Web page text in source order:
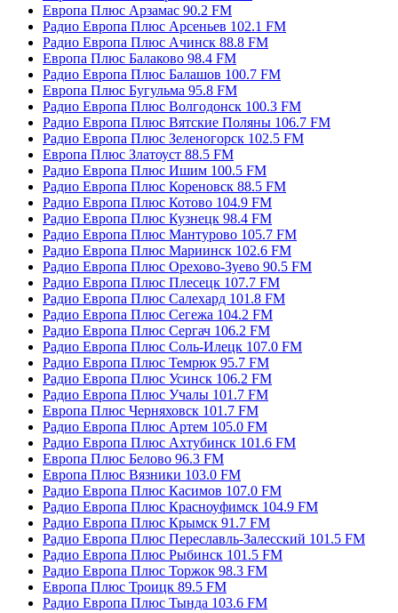
Европа Плюс Арзамас 90.2 FM
Радио Европа Плюс Арсеньев 102.1 FM
Радио Европа Плюс Ачинск 88.8 FM
Европа Плюс Балаково 98.4 FM
Радио Европа Плюс Балашов 100.7 FM
Европа Плюс Бугульма 95.8 FM
Радио Европа Плюс Волгодонск 100.3 FM
Радио Европа Плюс Вятские Поляны 106.7 FM
Радио Европа Плюс Зеленогорск 102.5 FM
Европа Плюс Златоуст 88.5 FM
Радио Европа Плюс Ишим 100.5 FM
Радио Европа Плюс Кореновск 88.5 FM
Радио Европа Плюс Котово 104.9 FM
Радио Европа Плюс Кузнецк 98.4 FM
Радио Европа Плюс Мантурово 105.7 FM
Радио Европа Плюс Мариинск 102.6 FM
Радио Европа Плюс Орехово-Зуево 90.5 FM
Радио Европа Плюс Плесецк 107.7 FM
Радио Европа Плюс Салехард 101.8 FM
Радио Европа Плюс Сегежа 104.2 FM
Радио Европа Плюс Сергач 106.2 FM
Радио Европа Плюс Соль-Илецк 107.0 FM
Радио Европа Плюс Темрюк 95.7 FM
Радио Европа Плюс Усинск 106.2 FM
Радио Европа Плюс Учалы 101.7 FM
Европа Плюс Черняховск 101.7 FM
Радио Европа Плюс Артем 105.0 FM
Радио Европа Плюс Ахтубинск 101.6 FM
Европа Плюс Белово 96.3 FM
Европа Плюс Вязники 103.0 FM
Радио Европа Плюс Касимов 107.0 FM
Радио Европа Плюс Красноуфимск 104.9 FM
Радио Европа Плюс Крымск 91.7 FM
Радио Европа Плюс Переславль-Залесский 101.5 FM
Радио Европа Плюс Рыбинск 101.5 FM
Радио Европа Плюс Торжок 98.3 FM
Европа Плюс Троицк 89.5 FM
Радио Европа Плюс Тында 103.6 FM